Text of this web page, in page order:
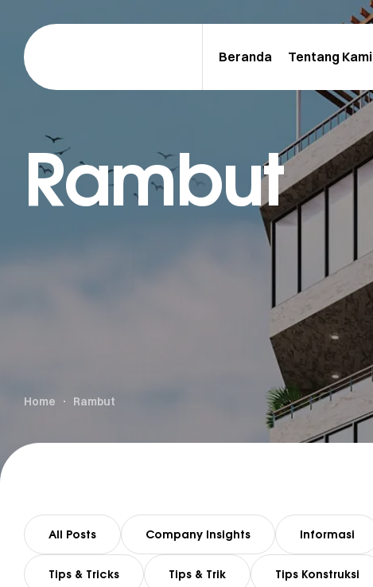
Beranda Tentang Kami
Rambut
Home Rambut
All Posts Company Insights Informasi
Tips & Tricks Tips & Trik Tips Konstruksi